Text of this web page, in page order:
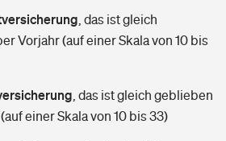
Versicherer findendas ist gleich
Vorjahr (auf einer Skala von 10 bis
das ist gleich geblieben
einer Skala von 10 bis 33)